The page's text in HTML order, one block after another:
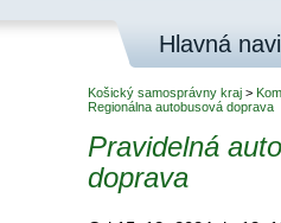
Hlavná
Košický samosprávny kraj >
Regionálna autobusová doprava
Pravidelná
doprava